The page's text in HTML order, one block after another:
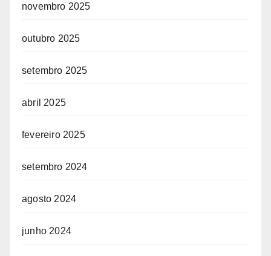
novembro 2025
outubro 2025
setembro 2025
abril 2025
fevereiro 2025
setembro 2024
agosto 2024
junho 2024